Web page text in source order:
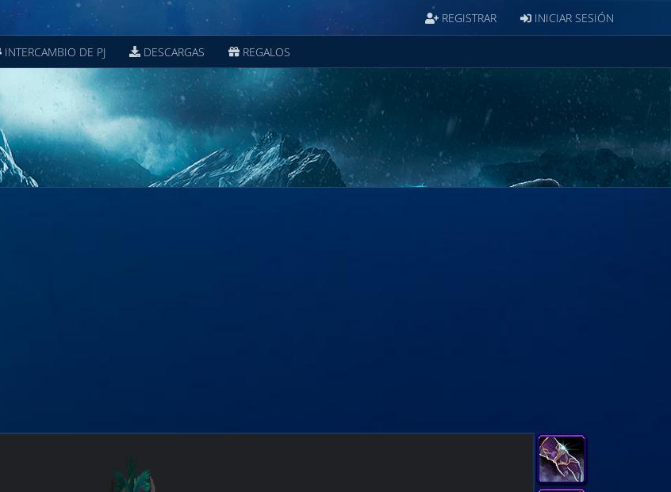
REGISTRAR INICIAR SESIÓN
INTERCAMBIO DE PJ DESCARGAS REGALOS